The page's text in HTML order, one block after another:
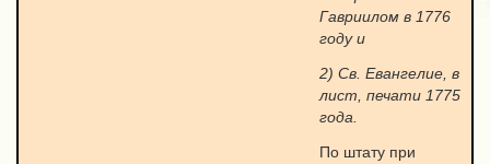
Гавриилом в 1776
году и
2) Св. Евангелие, в
лист, печати 1775
года.
По штату при